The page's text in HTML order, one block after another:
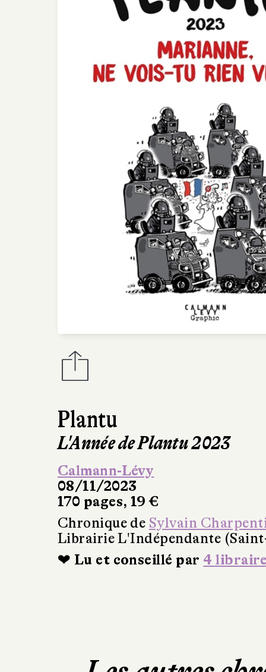
Plantu
L'Année de Plantu 2023
Calmann-Lévy
08/11/2023
170 pages, 19 €
Chronique de Sylvain
Librairie L'Indépendante
❤ Lu et conseillé par 4